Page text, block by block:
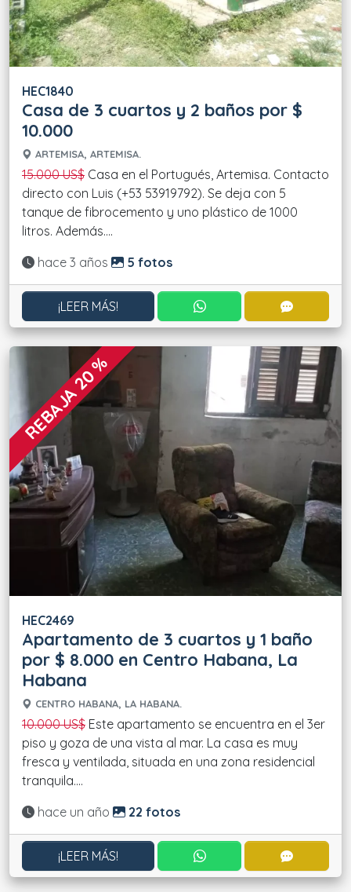
HEC1840
Casa de 3 cuartos y 2 baños por $
10.000
ARTEMISA, ARTEMISA.
15.000 US$ Casa en el Portugués, Artemisa. Contacto
directo con Luis (+53 53919792). Se deja con 5
tanque de fibrocemento y uno plástico de 1000
litros. Además....
Actualizado:
hace 3 años 5 fotos
¡LEER MÁS! CONTACTAR POR
REBAJA 20 %
HEC2469
Apartamento de 3 cuartos y 1 baño
por $ 8.000 en Centro Habana, La
Habana
CENTRO HABANA, LA HABANA.
10.000 US$ Este apartamento se encuentra en el 3er
piso y goza de una vista al mar. La casa es muy
fresca y ventilada, situada en una zona residencial
tranquila....
Actualizado:
hace un año 22 fotos
¡LEER MÁS! CONTACTAR POR